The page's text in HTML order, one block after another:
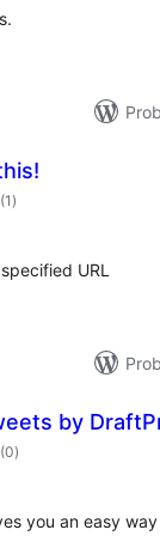
(1 total
de
)
URL
by
(0total
de
)
you an easy